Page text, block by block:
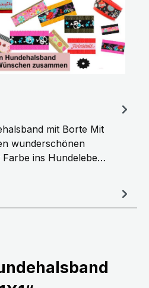
mit Borte Mit
wunderschönen
ins Hundelebe…